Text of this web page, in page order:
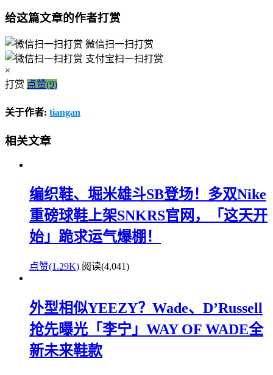
给这篇文章的作者打赏
微信扫一扫打赏
支付宝扫一扫打赏
×
打赏 点赞(9)
关于作者: tiangan
相关文章
编织鞋、堀米雄斗SB登场！多双Nike
重磅球鞋上架SNKRS官网，「这天开
始」跪求运气爆棚！
点赞(1.29K) 阅读(4,041)
外型相似YEEZY？Wade、D’Russell
抢先曝光「李宁」WAY OF WADE全
新未来鞋款